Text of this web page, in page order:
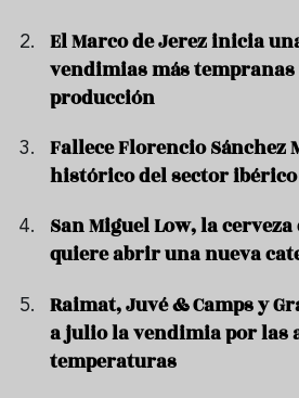
El Marco de Jerez inicia
vendimias más
producción
Fallece Florencio
histórico del sector
San Miguel Low, la
quiere abrir una nueva
Raimat, Juvé & Camps y
a julio la vendimia por las
temperaturas